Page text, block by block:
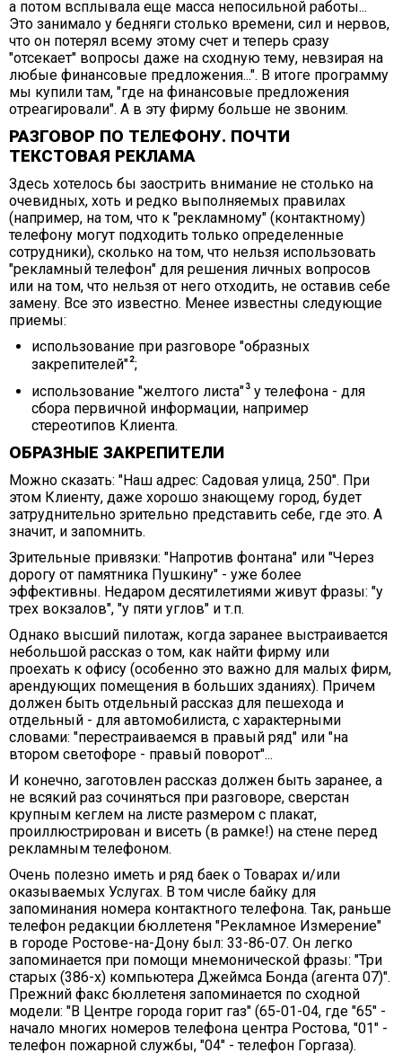
а потом всплывала еще масса непосильной работы...
Это занимало у бедняги столько времени, сил и нервов,
что он потерял всему этому счет и теперь сразу
"отсекает" вопросы даже на сходную тему, невзирая на
любые финансовые предложения...". В итоге программу
мы купили там, "где на финансовые предложения
отреагировали". А в эту фирму больше не звоним.
РАЗГОВОР ПО ТЕЛЕФОНУ. ПОЧТИ
ТЕКСТОВАЯ РЕКЛАМА
Здесь хотелось бы заострить внимание не столько на
очевидных, хоть и редко выполняемых правилах
(например, на том, что к "рекламному" (контактному)
телефону могут подходить только определенные
сотрудники), сколько на том, что нельзя использовать
"рекламный телефон" для решения личных вопросов
или на том, что нельзя от него отходить, не оставив себе
замену. Все это известно. Менее известны следующие
приемы:
использование при разговоре "образных
закрепителей" ;
использование "желтого листа" у телефона - для
сбора первичной информации, например
стереотипов Клиента.
ОБРАЗНЫЕ ЗАКРЕПИТЕЛИ
Можно сказать: "Наш адрес: Садовая улица, 250". При
этом Клиенту, даже хорошо знающему город, будет
затруднительно зрительно представить себе, где это. А
значит, и запомнить.
Зрительные привязки: "Напротив фонтана" или "Через
дорогу от памятника Пушкину" - уже более
эффективны. Недаром десятилетиями живут фразы: "у
трех вокзалов", "у пяти углов" и т.п.
Однако высший пилотаж, когда заранее выстраивается
небольшой рассказ о том, как найти фирму или
проехать к офису (особенно это важно для малых фирм,
арендующих помещения в больших зданиях). Причем
должен быть отдельный рассказ для пешехода и
отдельный - для автомобилиста, с характерными
словами: "перестраиваемся в правый ряд" или "на
втором светофоре - правый поворот"...
И конечно, заготовлен рассказ должен быть заранее, а
не всякий раз сочиняться при разговоре, сверстан
крупным кеглем на листе размером с плакат,
проиллюстрирован и висеть (в рамке!) на стене перед
рекламным телефоном.
Очень полезно иметь и ряд баек о Товарах и/или
оказываемых Услугах. В том числе байку для
запоминания номера контактного телефона. Так, раньше
телефон редакции бюллетеня "Рекламное Измерение"
в городе Ростове-на-Дону был: 33-86-07. Он легко
запоминается при помощи мнемонической фразы: "Три
старых (386-х) компьютера Джеймса Бонда (агента 07)".
Прежний факс бюллетеня запоминается по сходной
модели: "В Центре города горит газ" (65-01-04, где "65" -
начало многих номеров телефона центра Ростова, "01" -
телефон пожарной службы, "04" - телефон Горгаза).